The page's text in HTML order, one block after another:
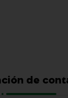
de